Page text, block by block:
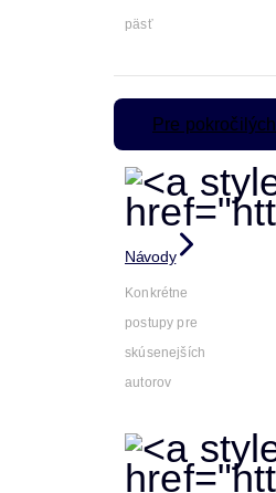
päsť
Pre pokročilých
Návody
Konkrétne
postupy pre
skúsenejších
autorov